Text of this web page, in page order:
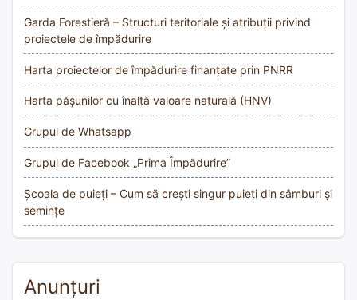
Garda Forestieră – Structuri teritoriale și atribuții privind
proiectele de împădurire
Harta proiectelor de împădurire finanțate prin PNRR
Harta pășunilor cu înaltă valoare naturală (HNV)
Grupul de Whatsapp
Grupul de Facebook „Prima Împădurire”
Școala de puieți – Cum să crești singur puieți din sâmburi și
semințe
Anunțuri